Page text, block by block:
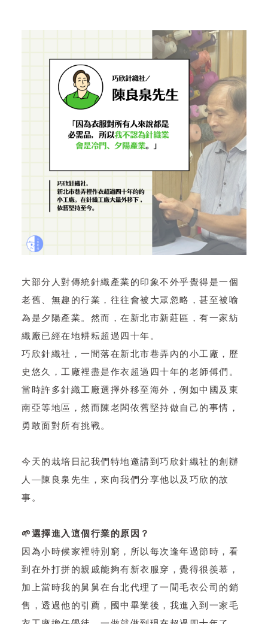
大部分人對傳統針織產業的印象不外乎覺得是一個
老舊、無趣的行業，往往會被大眾忽略，甚至被喻
為是夕陽產業。然而，在新北市新莊區，有一家紡
織廠已經在地耕耘超過四十年。
巧欣針織社，一間落在新北市巷弄內的小工廠，歷
史悠久，工廠裡盡是作衣超過四十年的老師傅們。
當時許多針織工廠選擇外移至海外，例如中國及東
南亞等地區，然而陳老闆依舊堅持做自己的事情，
勇敢面對所有挑戰。
今天的栽培日記我們特地邀請到巧欣針織社的創辦
人 —陳良泉先生，來向我們分享他以及巧欣的故
事。
🌱選擇進入這個行業的原因？
因為小時候家裡特別窮，所以每次逢年過節時，看
到在外打拼的親戚能夠有新衣服穿，覺得很羨慕，
加上當時我的舅舅在台北代理了一間毛衣公司的銷
售，透過他的引薦，國中畢業後，我進入到一家毛